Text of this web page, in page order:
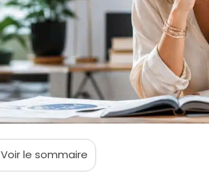
Voirle sommaire